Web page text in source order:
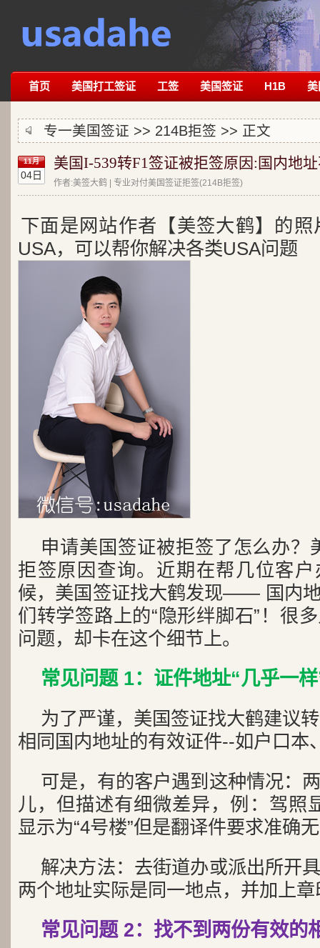
首页 美国打工签证 工签 美国签证 H1B 美
专一美国签证 >> 214B拒签 >> 正文
11月
04日
美国I-539转F1签证被拒签原因:国内地
作者:美签大鹤 | 专业对付美国签证拒签(214B拒签)
下面是网站作者【美签大鹤】的
USA，可以帮你解决各类USA问题
申请美国签证被拒签了怎么办？
拒签原因查询。近期在帮几位客
候，美国签证找大鹤发现—— 国内
们转学签路上的“隐形绊脚石”！很
问题，却卡在这个细节上。
常见问题 1：证件地址“几乎一
为了严谨，美国签证找大鹤建议
相同国内地址的有效证件--如户口本
可是，有的客户遇到这种情况：
儿，但描述有细微差异，例：驾照
显示为“4号楼”但是翻译件要求准确
解决方法：去街道办或派出所开
两个地址实际是同一地点，并加上
常见问题 2：找不到两份有效的